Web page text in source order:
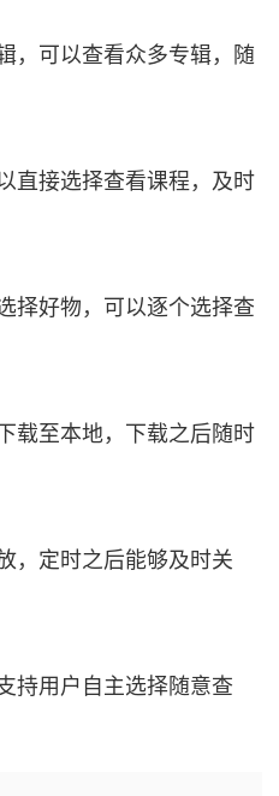
，可以查看众多专辑，随
直接选择查看课程，及时
择好物，可以逐个选择查
载至本地，下载之后随时
，定时之后能够及时关
持用户自主选择随意查